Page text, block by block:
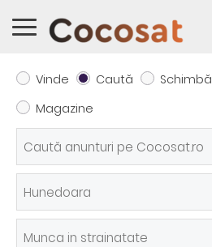
Vinde Caută Schimbă
Magazine